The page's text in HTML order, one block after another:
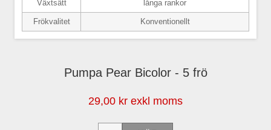
Växtsätt långa rankor
Frökvalitet Konventionellt
Pumpa Pear Bicolor - 5 frö
29,00 kr exkl moms